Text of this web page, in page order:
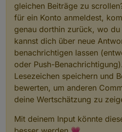
gleichen Beiträge zu
für ein Konto anmeldest,
genau dorthin zurück, wo
kannst dich über neue
benachrichtigen lassen
oder Push-
Lesezeichen speichern und
bewerten, um anderen
deine Wertschätzung zu
Mit deinem Input könnte